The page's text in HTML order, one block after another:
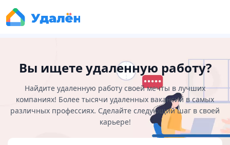
Вы ищете удаленную работу?
Найдите удаленную работу своей мечты в лучших
компаниях! Более тысячи удаленных вакансий в самых
различных профессиях. Сделайте следующий шаг в своей
карьере!